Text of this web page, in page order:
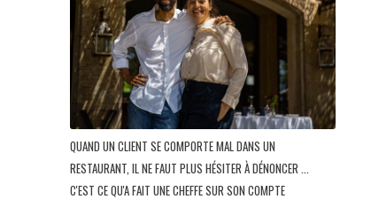
QUAND UN CLIENT SE COMPORTE MAL DANS UN
RESTAURANT, IL NE FAUT PLUS HÉSITER À DÉNONCER ...
C'EST CE QU'A FAIT UNE CHEFFE SUR SON COMPTE